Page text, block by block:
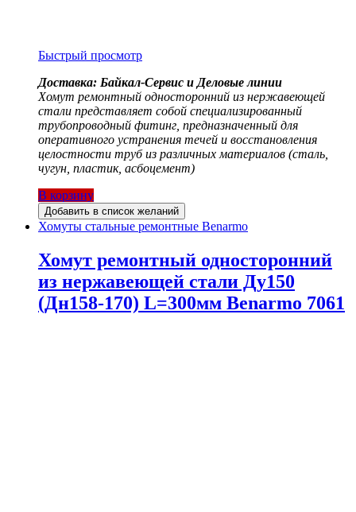
Быстрый просмотр
Доставка: Байкал-Сервис и Деловые линии
Хомут ремонтный односторонний из нержавеющей
стали представляет собой специализированный
трубопроводный фитинг, предназначенный для
оперативного устранения течей и восстановления
целостности труб из различных материалов (сталь,
чугун, пластик, асбоцемент)
В корзину
Добавить в список желаний
Хомуты стальные ремонтные Benarmo
Хомут ремонтный односторонний
из нержавеющей стали Ду150
(Дн158-170) L=300мм Benarmo 7061